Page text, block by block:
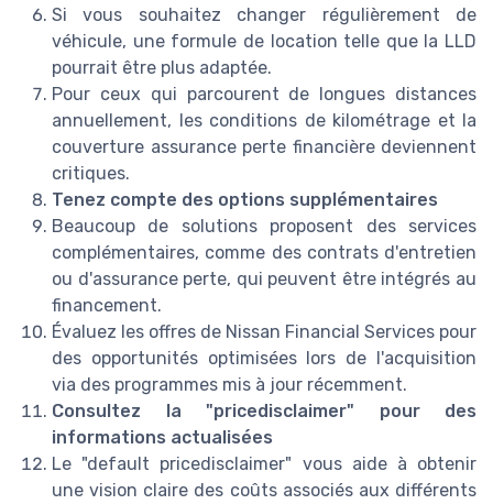
Si vous souhaitez changer régulièrement de
véhicule, une formule de location telle que la LLD
pourrait être plus adaptée.
Pour ceux qui parcourent de longues distances
annuellement, les conditions de kilométrage et la
couverture assurance perte financière deviennent
critiques.
Tenez compte des options supplémentaires
Beaucoup de solutions proposent des services
complémentaires, comme des contrats d'entretien
ou d'assurance perte, qui peuvent être intégrés au
financement.
Évaluez les offres de Nissan Financial Services pour
des opportunités optimisées lors de l'acquisition
via des programmes mis à jour récemment.
Consultez la "pricedisclaimer" pour des
informations actualisées
Le "default pricedisclaimer" vous aide à obtenir
une vision claire des coûts associés aux différents